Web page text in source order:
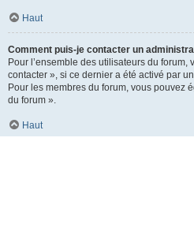
Haut
Comment puis-je contacter un
Pour l’ensemble des utilisateurs du
contacter », si ce dernier a été activé par
Pour les membres du forum, vous pouvez
du forum ».
Haut